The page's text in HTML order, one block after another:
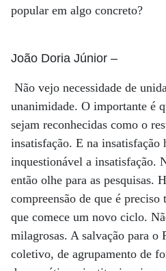
popular em algo concreto?
João Doria Júnior –
Não vejo necessidade de
unanimidade. O importante é
sejam reconhecidas como o
insatisfação. E na insatisfação
inquestionável a insatisfação.
então olhe para as pesquisas.
compreensão de que é
que comece um novo ciclo.
milagrosas. A salvação para o
coletivo, de agrupamento de